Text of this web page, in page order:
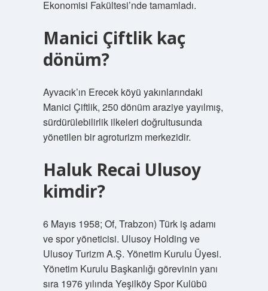
Ekonomisi Fakültesi’nde tamamladı.
Manici Çiftlik kaç
dönüm?
Ayvacık’ın Erecek köyü yakınlarındaki
Manici Çiftlik, 250 dönüm araziye yayılmış,
sürdürülebilirlik ilkeleri doğrultusunda
yönetilen bir agroturizm merkezidir.
Haluk Recai Ulusoy
kimdir?
6 Mayıs 1958; Of, Trabzon) Türk iş adamı
ve spor yöneticisi. Ulusoy Holding ve
Ulusoy Turizm A.Ş. Yönetim Kurulu Üyesi.
Yönetim Kurulu Başkanlığı görevinin yanı
sıra 1976 yılında Yeşilköy Spor Kulübü